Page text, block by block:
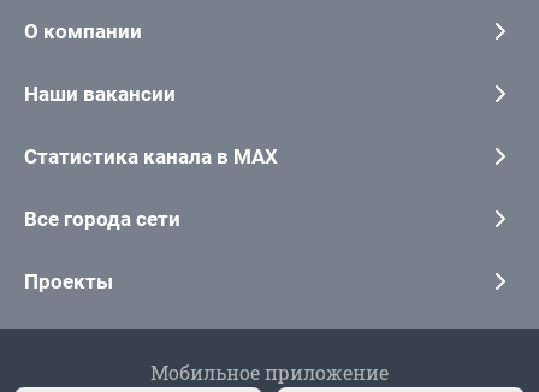
О компании
Наши вакансии
Статистика канала в MAX
Все города сети
Проекты
Мобильное приложение